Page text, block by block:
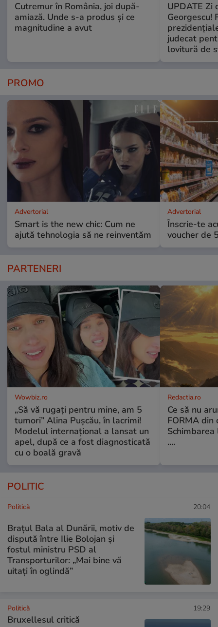
Cutremur în România, joi după-
amiază. Unde s-a produs și ce
magnitudine a avut
UPDATE Zi
Georgescu!
judecat
lovitură de
PROMO
Advertorial
Smart is the new chic: Cum ne
ajută tehnologia să ne reinventăm
Advertorial
Înscrie-te
voucher de
PARTENERI
Wowbiz.ro
„Să vă rugați pentru mine, am 5
tumori” Alina Pușcău, în lacrimi!
Modelul internațional a lansat un
apel, după ce a fost diagnosticată
cu o boală gravă
Redactia.ro
Ce să nu
FORMA din
Schimbarea
....
POLITIC
Politică 20:04
Brațul Bala al Dunării, motiv de
dispută între Ilie Bolojan și
fostul ministru PSD al
Transporturilor: „Mai bine vă
uitați în oglindă”
Politică 19:29
Bruxellesul critică